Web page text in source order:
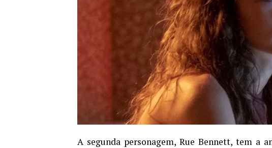
A segunda personagem, Rue Bennett, tem a